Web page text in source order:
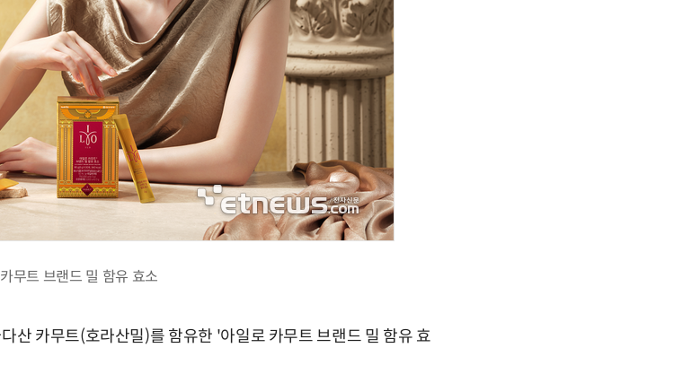
카무트 브랜드 밀 함유 효소
산 카무트(호라산밀)를 함유한 '아일로 카무트 브랜드 밀 함유 효